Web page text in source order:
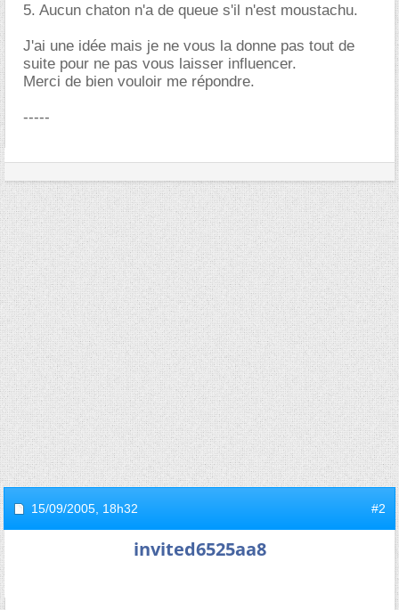
5. Aucun chaton n'a de queue s'il n'est moustachu.
J'ai une idée mais je ne vous la donne pas tout de
suite pour ne pas vous laisser influencer.
Merci de bien vouloir me répondre.
-----
15/09/2005, 18h32 #2
invited6525aa8